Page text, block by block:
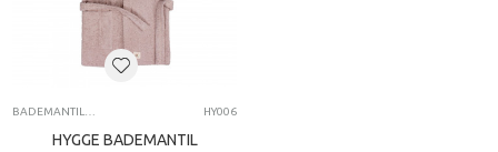
HY006
HYGGE BADEMANTIL